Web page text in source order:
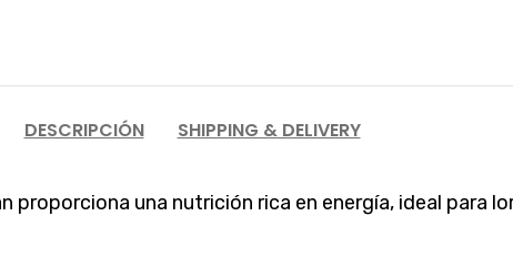
DESCRIPCIÓN SHIPPING & DELIVERY
proporciona una nutrición rica en energía, ideal para